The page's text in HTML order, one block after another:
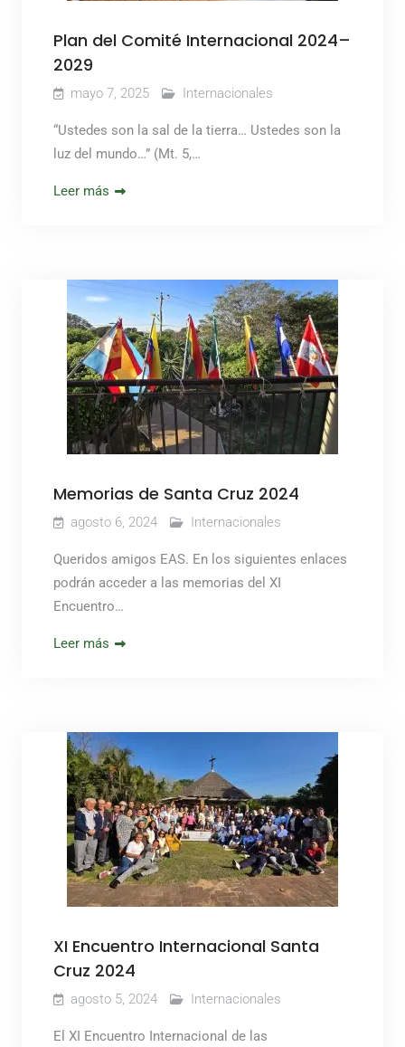
Plan del Comité Internacional 2024–
2029
mayo 7, 2025 Internacionales
“Ustedes son la sal de la tierra… Ustedes son la
luz del mundo…” (Mt. 5,…
Leer más
Memorias de Santa Cruz 2024
agosto 6, 2024 Internacionales
Queridos amigos EAS. En los siguientes enlaces
podrán acceder a las memorias del XI
Encuentro…
Leer más
XI Encuentro Internacional Santa
Cruz 2024
agosto 5, 2024 Internacionales
El XI Encuentro Internacional de las